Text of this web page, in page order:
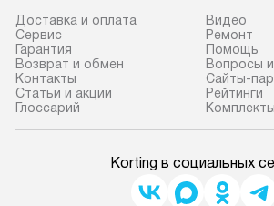
Доставка и оплата
Сервис
Гарантия
Возврат и обмен
Контакты
Статьи и акции
Глоссарий
Видео
Ремонт
Помощь
Вопросы
Сайты-
Рейтинги
Комплекты
Korting в социальных